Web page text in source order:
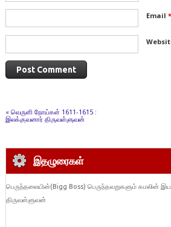
Email *
« வெருளி நோய்கள் 1611-1615 :
இலக்குவனார் திருவள்ளுவன்
இதழுரைகள்
பெருந்தலையின்(Bigg Boss) பெருந்தவறுகளும் கமலின்
திருவள்ளுவன்